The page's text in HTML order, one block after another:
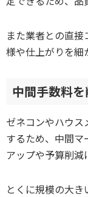
また業者との直
様や仕上がりを細
中間手数料
ゼネコンやハウ
するため、中間
アップや予算削減
とくに規模の大